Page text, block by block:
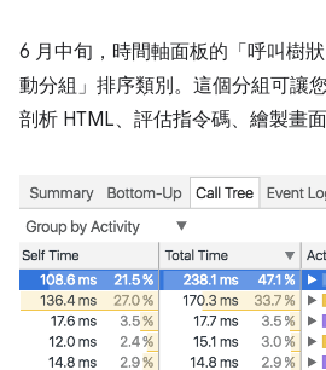
6 月中旬，時間軸面板的「呼叫樹狀
動分組」排序類別。這個分組可讓
剖析 HTML、評估指令碼、繪製畫面